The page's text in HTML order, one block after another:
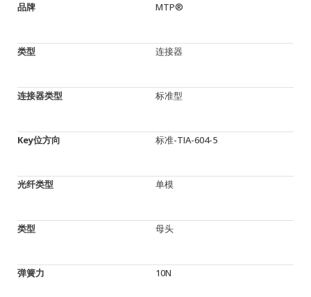
品牌 MTP®
类型 连接器
连接器类型 标准型
Key位方向 标准-TIA-604-5
光纤类型 单模
类型 母头
弹簧力 10N